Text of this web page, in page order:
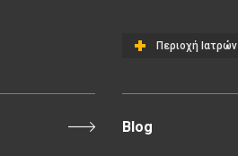
Περιοχή Ιατρών
Blog